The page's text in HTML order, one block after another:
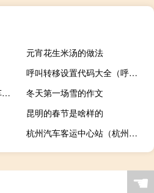
元宵花生米汤的做法
呼叫转移设置代码大全（呼叫转移设置）
车评头条：本田锐·混动多车试驾 新i-MMD系统真香
冬天第一场雪的作文
昆明的春节是啥样的
杭州汽车客运中心站（杭州汽车站）
☚